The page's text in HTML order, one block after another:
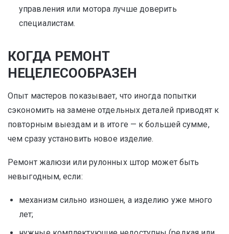
управления или мотора лучше доверить
специалистам.
КОГДА РЕМОНТ
НЕЦЕЛЕСООБРАЗЕН
Опыт мастеров показывает, что иногда попытки
сэкономить на замене отдельных деталей приводят к
повторным выездам и в итоге — к большей сумме,
чем сразу установить новое изделие.
Ремонт жалюзи или рулонных штор может быть
невыгодным, если:
механизм сильно изношен, а изделию уже много
лет;